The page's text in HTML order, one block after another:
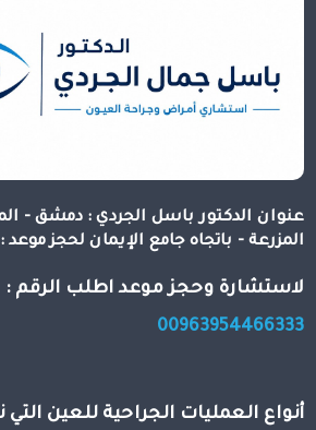
عنوان الدكتور باسل الجردي : دمشق -
المزرعة - باتجاه جامع الإيمان لحجز موعد :
لاستشارة وحجز موعد اطلب الرقم :
00963954466333
أنواع العمليات الجراحية للعين التي